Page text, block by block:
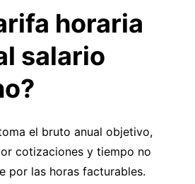
horaria
salario
el bruto anual objetivo,
cotizaciones y tiempo no
por las horas facturables.